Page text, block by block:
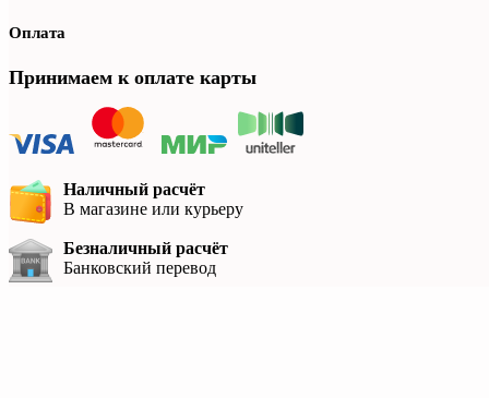
Оплата
Принимаем к оплате карты
Наличный расчёт
В магазине или курьеру
Безналичный расчёт
Банковский перевод